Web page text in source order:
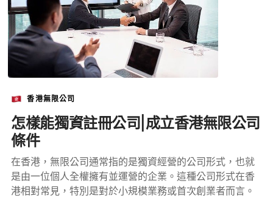
香港無限公司
怎樣能獨資註冊公司|成立香港無限公司
條件
在香港，無限公司通常指的是獨資經營的公司形式，也就
是由一位個人全權擁有並運營的企業。這種公司形式在香
港相對常見，特別是對於小規模業務或首次創業者而言。